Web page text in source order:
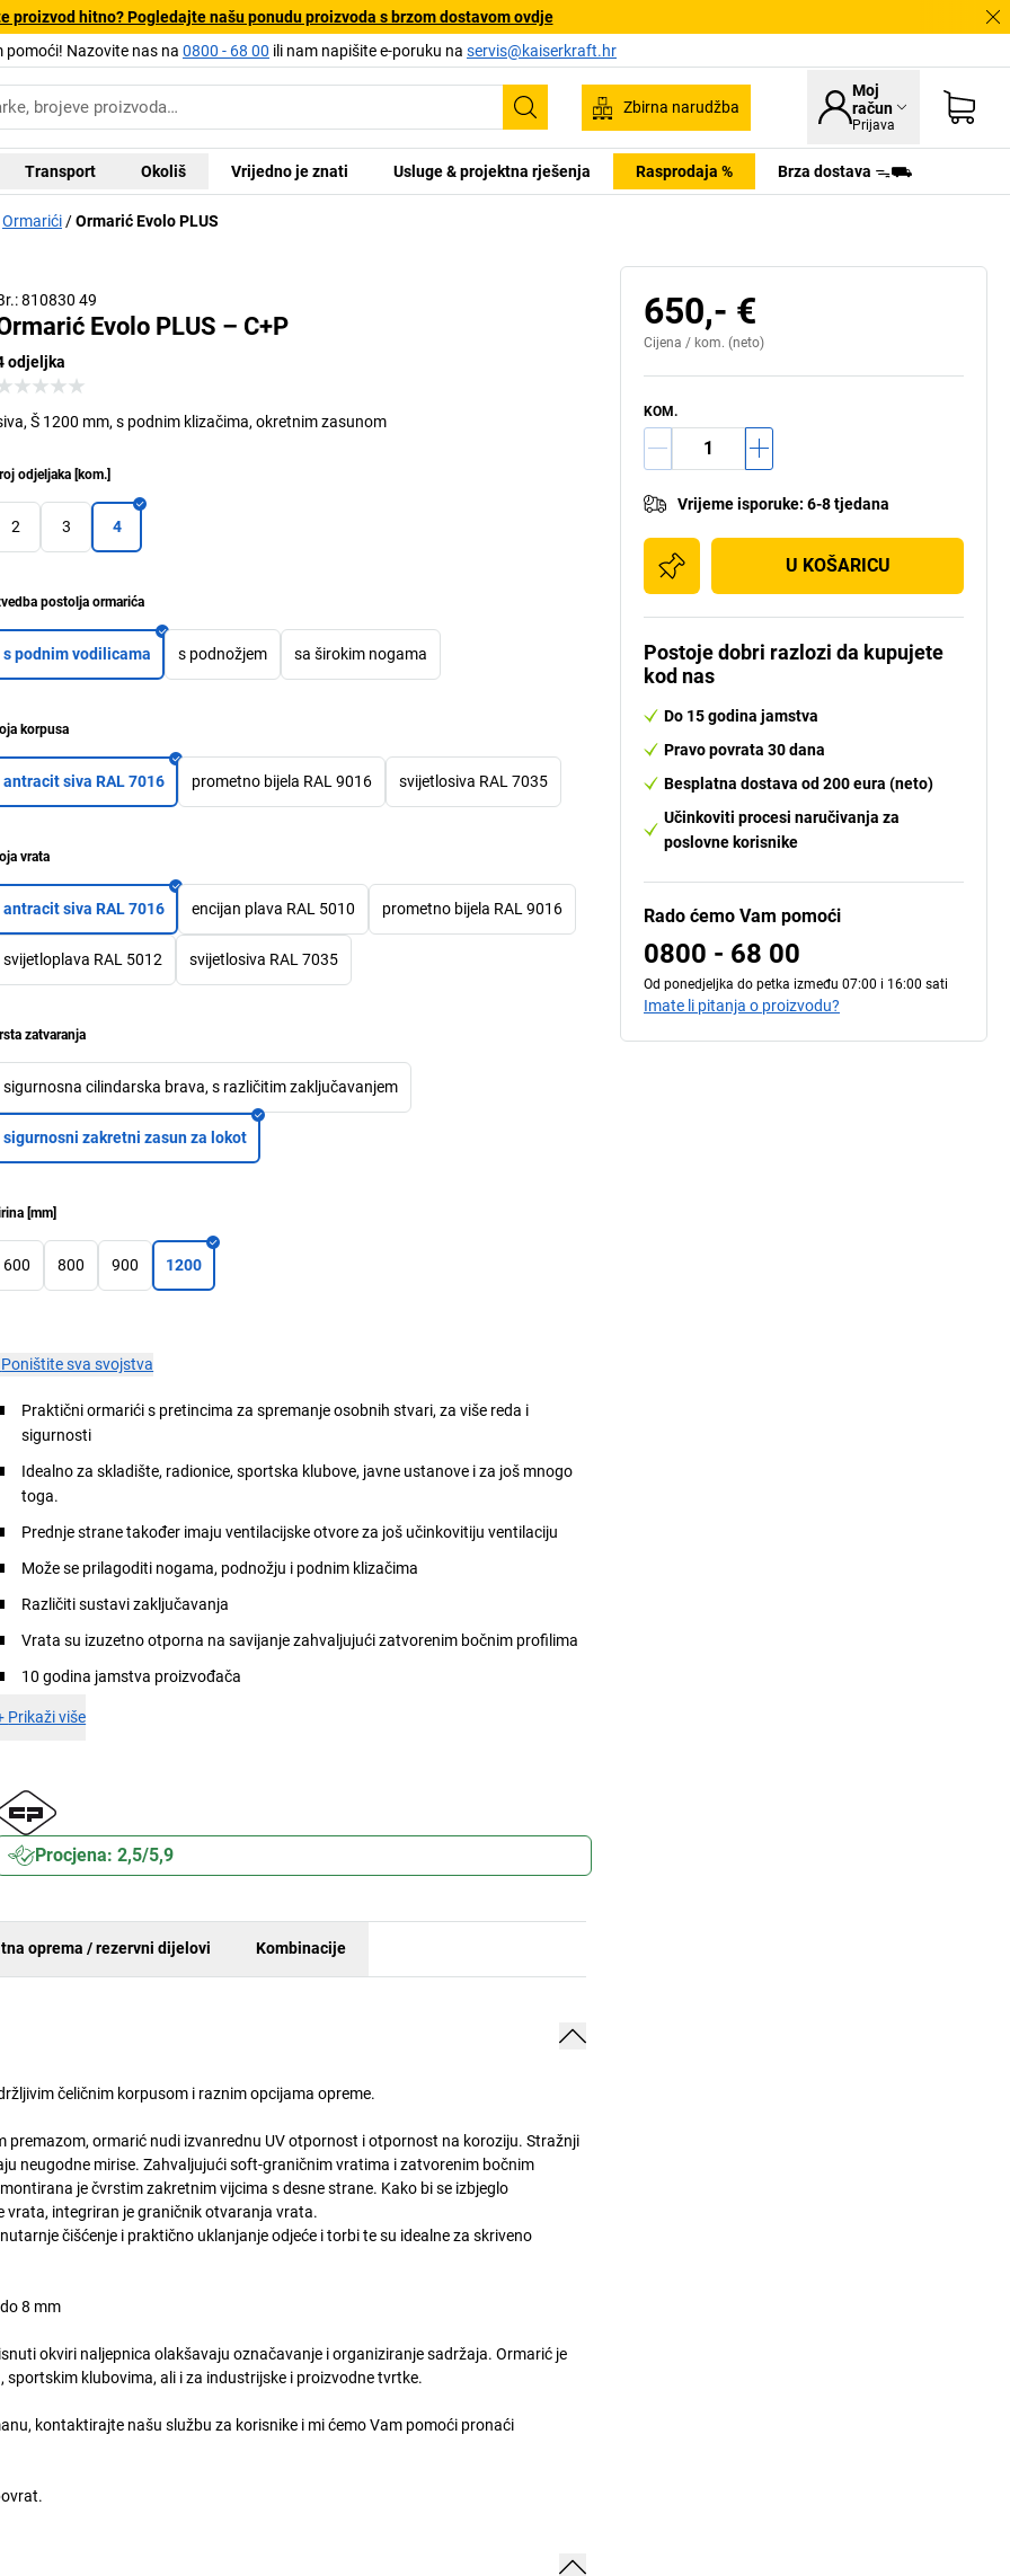
proizvod hitno? Pogledajte našu ponudu proizvoda s brzom dostavom ovdje
pomoći! Nazovite nas na 0800 - 68 00 ili nam napišite e-poruku na servis@kaiserkraft.hr
Pretraživanje
Zbirna narudžba
Moj
račun
Prijava
Transport Okoliš Vrijedno je znati Usluge & projektna rješenja Rasprodaja % Brza dostava ᯓ⛟
Ormarići Ormarić Evolo PLUS
810830 49
Evolo PLUS – C+P
odjeljka
Š 1200 mm, s podnim klizačima, okretnim zasunom
odjeljaka [kom.]
2 3 4
postolja ormarića
s podnim vodilicama s podnožjem sa širokim nogama
korpusa
antracit siva RAL 7016 prometno bijela RAL 9016 svijetlosiva RAL 7035
vrata
antracit siva RAL 7016 encijan plava RAL 5010 prometno bijela RAL 9016
svijetloplava RAL 5012 svijetlosiva RAL 7035
zatvaranja
sigurnosna cilindarska brava, s različitim zaključavanjem
sigurnosni zakretni zasun za lokot
[mm]
600 800 900 1200
Poništite sva svojstva
Praktični ormarići s pretincima za spremanje osobnih stvari, za više reda i
sigurnosti
Idealno za skladište, radionice, sportska klubove, javne ustanove i za još mnogo
toga.
Prednje strane također imaju ventilacijske otvore za još učinkovitiju ventilaciju
Može se prilagoditi nogama, podnožju i podnim klizačima
Različiti sustavi zaključavanja
Vrata su izuzetno otporna na savijanje zahvaljujući zatvorenim bočnim profilima
10 godina jamstva proizvođača
Prikaži više
Procjena: 2,5/5,9
oprema / rezervni dijelovi Kombinacije
čeličnim korpusom i raznim opcijama opreme.
ormarić nudi izvanrednu UV otpornost i otpornost na koroziju. Stražnji
neugodne mirise. Zahvaljujući soft-graničnim vratima i zatvorenim bočnim
je čvrstim zakretnim vijcima s desne strane. Kako bi se izbjeglo
vrata, integriran je graničnik otvaranja vrata.
čišćenje i praktično uklanjanje odjeće i torbi te su idealne za skriveno
8 mm
okviri naljepnica olakšavaju označavanje i organiziranje sadržaja. Ormarić je
klubovima, ali i za industrijske i proizvodne tvrtke.
kontaktirajte našu službu za korisnike i mi ćemo Vam pomoći pronaći
650,- €
Cijena / kom. (neto)
KOM.
Vrijeme isporuke: 6-8 tjedana
U KOŠARICU
Postoje dobri razlozi da kupujete
kod nas
Do 15 godina jamstva
Pravo povrata 30 dana
Besplatna dostava od 200 eura (neto)
Učinkoviti procesi naručivanja za
poslovne korisnike
Rado ćemo Vam pomoći
0800 - 68 00
Od ponedjeljka do petka između 07:00 i 16:00 sati
Imate li pitanja o proizvodu?